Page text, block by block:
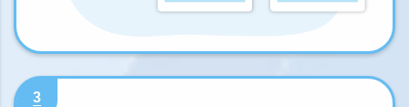
3